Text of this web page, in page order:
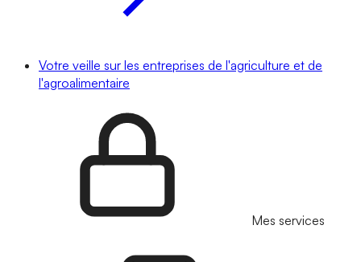
Votre veille sur les entreprises de l'agriculture et de
l'agroalimentaire
Mes services